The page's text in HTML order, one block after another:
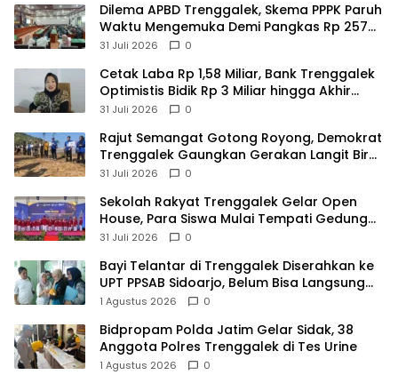
Dilema APBD Trenggalek, Skema PPPK Paruh
Waktu Mengemuka Demi Pangkas Rp 257
Miliar
31 Juli 2026 0
Cetak Laba Rp 1,58 Miliar, Bank Trenggalek
Optimistis Bidik Rp 3 Miliar hingga Akhir
Tahun
31 Juli 2026 0
​Rajut Semangat Gotong Royong, Demokrat
Trenggalek Gaungkan Gerakan Langit Biru
di Pantai Konang
31 Juli 2026 0
Sekolah Rakyat Trenggalek Gelar Open
House, Para Siswa Mulai Tempati Gedung
Baru
31 Juli 2026 0
Bayi Telantar di Trenggalek Diserahkan ke
UPT PPSAB Sidoarjo, Belum Bisa Langsung
Diadopsi
1 Agustus 2026 0
Bidpropam Polda Jatim Gelar Sidak, 38
Anggota Polres Trenggalek di Tes Urine
1 Agustus 2026 0